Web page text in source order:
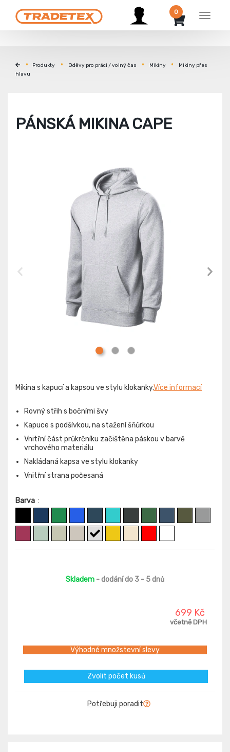
Menu
0
Produkty Oděvy pro práci / volný čas Mikiny
Mikiny přes
hlavu
PÁNSKÁ MIKINA CAPE
Mikina s kapucí a kapsou ve stylu klokanky.Více informací
Rovný střih s bočními švy
Kapuce s podšívkou, na stažení šňůrkou
Vnitřní část průkrčníku začištěna páskou v barvě
vrchového materiálu
Nakládaná kapsa ve stylu klokanky
Vnitřní strana počesaná
Barva :
Skladem - dodání do 3 - 5 dnů
699 Kč
včetně DPH
Výhodné množstevní slevy
Zvolit počet kusů
Potřebuji poradit